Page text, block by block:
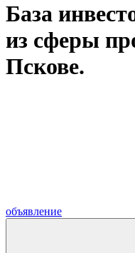
База
из сферы
Пскове.
объявление